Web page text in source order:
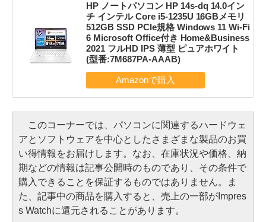
HP ノートパソコン HP 14s-dq 14.0イン
チ インテル Core i5-1235U 16GBメモリ
512GB SSD PCIe規格 Windows 11 Wi-Fi
6 Microsoft Office付き Home&Business
2021 フルHD IPS 薄型 ピュアホワイト
(型番:7M687PA-AAAB)
このコーナーでは、パソコンに関連するハードウェ
アとソフトウェアを中心としたさまざまな製品のお買
い得情報をお届けします。なお、在庫状況や価格、納
期などの情報は記事公開時のものであり、その条件で
購入できることを保証するものではありません。ま
た、記事中の商品を購入すると、売上の一部がImpres
s Watchに還元されることがあります。